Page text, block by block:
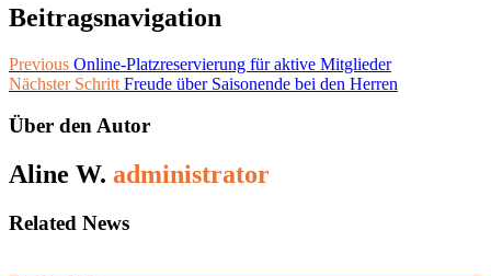
Beitragsnavigation
Previous Online-Platzreservierung für aktive Mitglieder
Nächster Schritt Freude über Saisonende bei den Herren
Über den Autor
Aline W. administrator
Related News